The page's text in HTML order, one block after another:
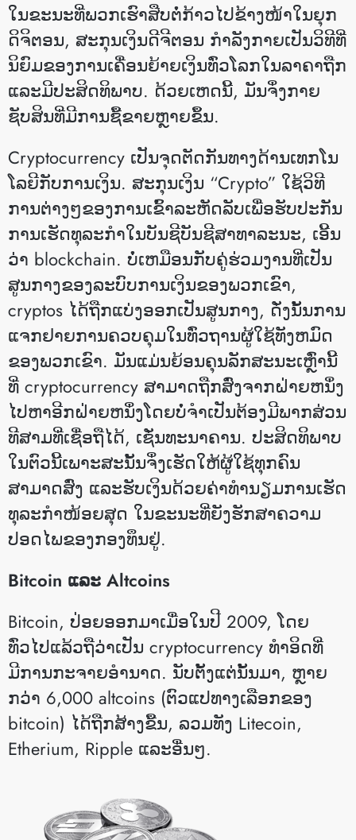
ໃນຂະນະທີ່ພວກເຮົາສືບຕໍ່ກ້າວໄປຂ້າງໜ້າໃນຍຸກ
ດິຈິຕອນ, ສະ​ກຸນ​ເງິນ​ດີ​ຈີ​ຕອນ ກໍາລັງກາຍເປັນວິທີທີ່
ນິຍົມຂອງການເຄື່ອນຍ້າຍເງິນທົ່ວໂລກໃນລາຄາຖືກ
ແລະມີປະສິດທິພາບ. ດ້ວຍເຫດນີ້, ມັນຈຶ່ງກາຍ
ຊັບສິນທີ່ມີການຊື້ຂາຍຫຼາຍຂຶ້ນ.
Cryptocurrency ເປັນຈຸດຕັດກັນທາງດ້ານເທກໂນ
ໂລຍີກັບການເງິນ. ສະກຸນເງິນ “Crypto” ໃຊ້ວິທີ
ການຕ່າງໆຂອງການເຂົ້າລະຫັດລັບເພື່ອຮັບປະກັນ
ການເຮັດທຸລະກໍາໃນບັນຊີບັນຊີສາທາລະນະ, ເອີ້ນ
ວ່າ blockchain. ບໍ່ເຫມືອນກັບຄູ່ຮ່ວມງານທີ່ເປັນ
ສູນກາງຂອງລະບົບການເງິນຂອງພວກເຂົາ,
cryptos ໄດ້ຖືກແບ່ງອອກເປັນສູນກາງ, ດັ່ງນັ້ນການ
ແຈກຢາຍການຄວບຄຸມໃນທົ່ວຖານຜູ້ໃຊ້ທັງຫມົດ
ຂອງພວກເຂົາ. ມັນແມ່ນຍ້ອນຄຸນລັກສະນະເຫຼົ່ານີ້
ທີ່ cryptocurrency ສາມາດຖືກສົ່ງຈາກຝ່າຍຫນຶ່ງ
ໄປຫາອີກຝ່າຍຫນຶ່ງໂດຍບໍ່ຈໍາເປັນຕ້ອງມີພາກສ່ວນ
ທີສາມທີ່ເຊື່ອຖືໄດ້, ເຊັ່ນທະນາຄານ. ປະສິດທິພາບ
ໃນຕົວນີ້ເພາະສະນັ້ນຈຶ່ງເຮັດໃຫ້ຜູ້ໃຊ້ທຸກຄົນ
ສາມາດສົ່ງ ແລະຮັບເງິນດ້ວຍຄ່າທຳນຽມການເຮັດ
ທຸລະກຳໜ້ອຍສຸດ ໃນຂະນະທີ່ຍັງຮັກສາຄວາມ
ປອດໄພຂອງກອງທຶນຢູ່.
Bitcoin ແລະ Altcoins
Bitcoin, ປ່ອຍອອກມາເມື່ອໃນປີ 2009, ໂດຍ
ທົ່ວໄປແລ້ວຖືວ່າເປັນ cryptocurrency ທໍາອິດທີ່
ມີການກະຈາຍອໍານາດ. ນັບຕັ້ງແຕ່ນັ້ນມາ, ຫຼາຍ
ກວ່າ 6,000 altcoins (ຕົວແປທາງເລືອກຂອງ
bitcoin) ໄດ້ຖືກສ້າງຂື້ນ, ລວມທັງ Litecoin,
Etherium, Ripple ແລະອື່ນໆ.